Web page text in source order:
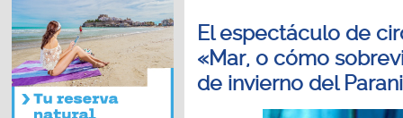
El espectáculo de
«Mar, o cómo
de invierno del